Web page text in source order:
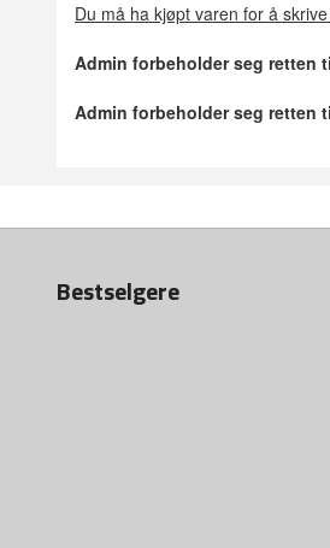
Du må ha kjøpt varen for å
Admin forbeholder seg retten
Admin forbeholder seg retten
Bestselgere